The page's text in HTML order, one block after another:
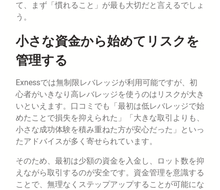
て、まず「慣れること」が最も大切だと言えるでしょ
う。
小さな資金から始めてリスクを
管理する
Exnessでは無制限レバレッジが利用可能ですが、初
心者がいきなり高レバレッジを使うのはリスクが大き
いといえます。口コミでも「最初は低レバレッジで始
めたことで損失を抑えられた」「大きな取引よりも、
小さな成功体験を積み重ねた方が安心だった」といっ
たアドバイスが多く寄せられています。
そのため、最初は少額の資金を入金し、ロット数を抑
えながら取引するのが安全です。資金管理を意識する
ことで、無理なくステップアップすることが可能にな